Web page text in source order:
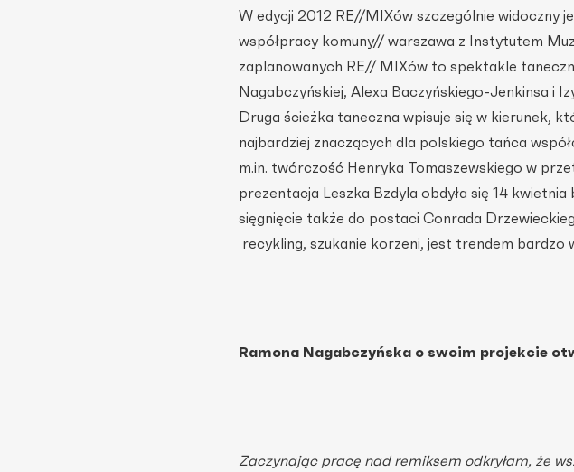
W edycji 2012 RE//MIXów szczególnie widoczny
współpracy komuny// warszawa z Instytutem
zaplanowanych RE// MIXów to spektakle
Nagabczyńskiej, Alexa Baczyńskiego-Jenkinsa i
Druga ścieżka taneczna wpisuje się w kierunek,
najbardziej znaczących dla polskiego tańca
m.in. twórczość Henryka Tomaszewskiego w
prezentacja Leszka Bzdyla obdyła się 14
sięgnięcie także do postaci Conrada
recykling, szukanie korzeni, jest trendem bardzo
Ramona Nagabczyńska o swoim projekcie
Zaczynając pracę nad remiksem odkryłam, że